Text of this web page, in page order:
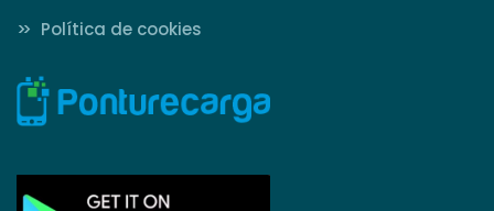
>>
Política de cookies